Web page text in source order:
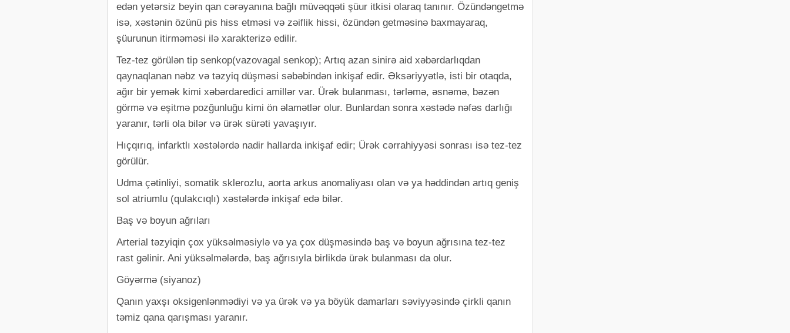
edən yetərsiz beyin qan cərəyanına bağlı müvəqqəti şüur itkisi olaraq tanınır. Özündəngetmə
isə, xəstənin özünü pis hiss etməsi və zəiflik hissi, özündən getməsinə baxmayaraq,
şüurunun itirməməsi ilə xarakterizə edilir.
Tez-tez görülən tip senkop(vazovagal senkop); Artıq azan sinirə aid xəbərdarlıqdan
qaynaqlanan nəbz və təzyiq düşməsi səbəbindən inkişaf edir. Əksəriyyətlə, isti bir otaqda,
ağır bir yemək kimi xəbərdaredici amillər var. Ürək bulanması, tərləmə, əsnəmə, bəzən
görmə və eşitmə pozğunluğu kimi ön əlamətlər olur. Bunlardan sonra xəstədə nəfəs darlığı
yaranır, tərli ola bilər və ürək sürəti yavaşıyır.
Hıçqırıq, infarktlı xəstələrdə nadir hallarda inkişaf edir; Ürək cərrahiyyəsi sonrası isə tez-tez
görülür.
Udma çətinliyi, somatik sklerozlu, aorta arkus anomaliyası olan və ya həddindən artıq geniş
sol atriumlu (qulakcıqlı) xəstələrdə inkişaf edə bilər.
Baş və boyun ağrıları
Arterial təzyiqin çox yüksəlməsiylə və ya çox düşməsində baş və boyun ağrısına tez-tez
rast gəlinir. Ani yüksəlmələrdə, baş ağrısıyla birlikdə ürək bulanması da olur.
Göyərmə (siyanoz)
Qanın yaxşı oksigenlənmədiyi və ya ürək və ya böyük damarları səviyyəsində çirkli qanın
təmiz qana qarışması yaranır.